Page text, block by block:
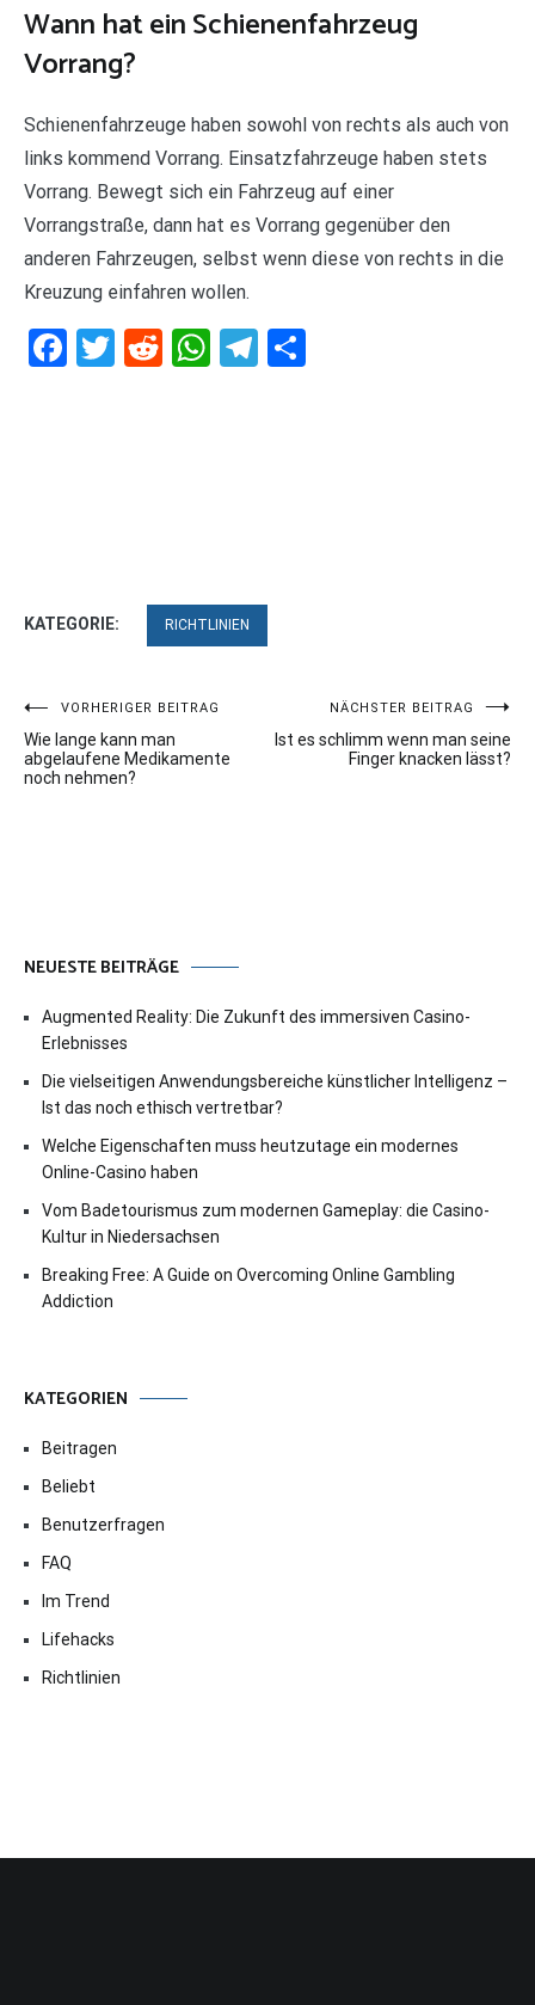
Wann hat ein Schienenfahrzeug
Vorrang?
Schienenfahrzeuge haben sowohl von rechts als auch von
links kommend Vorrang. Einsatzfahrzeuge haben stets
Vorrang. Bewegt sich ein Fahrzeug auf einer
Vorrangstraße, dann hat es Vorrang gegenüber den
anderen Fahrzeugen, selbst wenn diese von rechts in die
Kreuzung einfahren wollen.
Facebook
Twitter
RedditWhatsApp
Telegram
KATEGORIE: RICHTLINIEN
Beitragsnavigation
VORHERIGER BEITRAG
Wie lange kann man
abgelaufene Medikamente
noch nehmen?
NÄCHSTER BEITRAG
Ist es schlimm wenn man seine
Finger knacken lässt?
NEUESTE BEITRÄGE
Augmented Reality: Die Zukunft des immersiven Casino-
Erlebnisses
Die vielseitigen Anwendungsbereiche künstlicher Intelligenz –
Ist das noch ethisch vertretbar?
Welche Eigenschaften muss heutzutage ein modernes
Online-Casino haben
Vom Badetourismus zum modernen Gameplay: die Casino-
Kultur in Niedersachsen
Breaking Free: A Guide on Overcoming Online Gambling
Addiction
KATEGORIEN
Beitragen
Beliebt
Benutzerfragen
FAQ
Im Trend
Lifehacks
Richtlinien